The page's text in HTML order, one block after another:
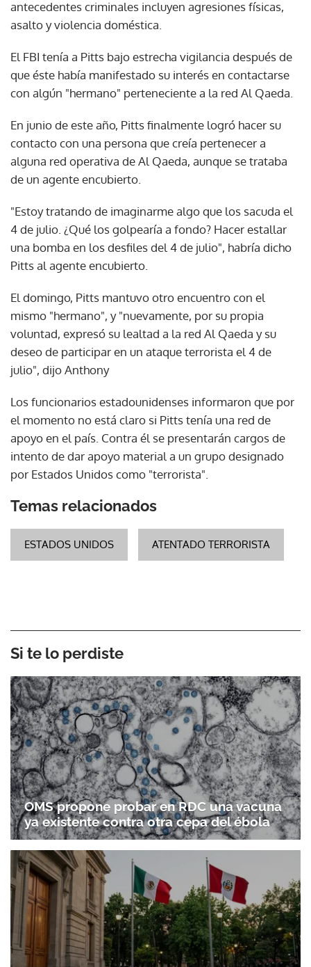
antecedentes criminales incluyen agresiones físicas,
asalto y violencia doméstica.
El FBI tenía a Pitts bajo estrecha vigilancia después de
que éste había manifestado su interés en contactarse
con algún "hermano" perteneciente a la red Al Qaeda.
En junio de este año, Pitts finalmente logró hacer su
contacto con una persona que creía pertenecer a
alguna red operativa de Al Qaeda, aunque se trataba
de un agente encubierto.
"Estoy tratando de imaginarme algo que los sacuda el
4 de julio. ¿Qué los golpearía a fondo? Hacer estallar
una bomba en los desfiles del 4 de julio", habría dicho
Pitts al agente encubierto.
El domingo, Pitts mantuvo otro encuentro con el
mismo "hermano", y "nuevamente, por su propia
voluntad, expresó su lealtad a la red Al Qaeda y su
deseo de participar en un ataque terrorista el 4 de
julio", dijo Anthony
Los funcionarios estadounidenses informaron que por
el momento no está claro si Pitts tenía una red de
apoyo en el país. Contra él se presentarán cargos de
intento de dar apoyo material a un grupo designado
por Estados Unidos como "terrorista".
Temas relacionados
ESTADOS UNIDOS ATENTADO TERRORISTA
Si te lo perdiste
OMS propone probar en RDC una vacuna
ya existente contra otra cepa del ébola